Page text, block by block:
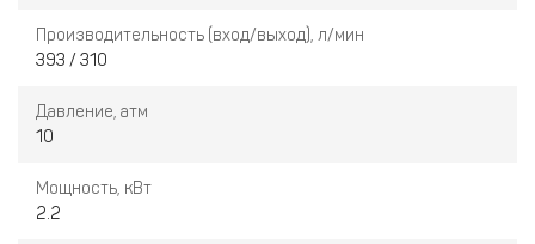
Производительность (вход/выход), л/мин
393 / 310
Давление, атм
10
Мощность, кВт
2.2